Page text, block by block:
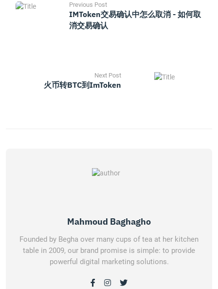
Previous Post
IMToken交易确认中怎么取消 - 如何取
消交易确认
Next Post
火币转BTC到imToken
Mahmoud Baghagho
Founded by Begha over many cups of tea at her kitchen
table in 2009, our brand promise is simple: to provide
powerful digital marketing solutions.